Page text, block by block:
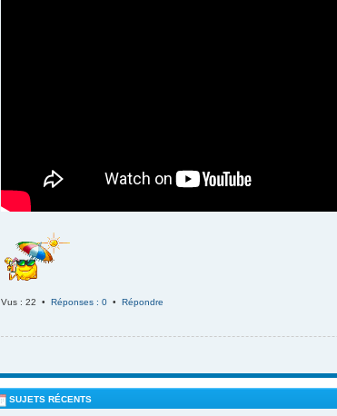
Vus : 22 • Réponses : 0 • Répondre
SUJETS RÉCENTS